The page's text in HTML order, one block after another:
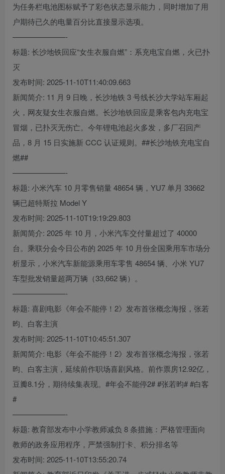
为任务栏电池图标赋予了彩色状态显示能力，同时增加了用
户期待已久的电量百分比直接显示选项。
———————-
标题: 长沙地铁回应“女生衣服自燃”：系充电宝自燃，火已扑
灭
发布时间: 2025-11-10T11:40:09.663
新闻简介: 11 月 9 日晚，长沙地铁 3 号线长沙大学站车厢起
火，网友疑女生衣服自燃。长沙地铁回应是乘客包内充电宝
冒烟，已扑灭无伤亡。今年锂电池起火多发，多厂召回产
品，8 月 15 日实施新 CCC 认证规则。##长沙地铁充电宝自
燃##
———————-
标题: 小米汽车 10 月零售销量 48654 辆，YU7 单月 33662
辆已超特斯拉 Model Y
发布时间: 2025-11-10T19:19:29.803
新闻简介: 2025 年 10 月，小米汽车交付量超过了 40000
台。乘联分会今日公布的 2025 年 10 月份全国乘用车市场分
析显示，小米汽车新能源乘用车零售 48654 辆、小米 YU7
车型批发销量超两万辆（33,662 辆）。
———————-
标题: 喜剧电影《年会不能停！2》发布首张概念海报，张若
昀、白客主演
发布时间: 2025-11-10T10:45:51.307
新闻简介: 电影《年会不能停！2》发布首张概念海报，张若
昀、白客主演，延续前作职场喜剧风格。前作票房12.92亿，
豆瓣8.1分，期待续集表现。#年会不能停2# #张若昀# #白客
#
———————-
标题: 教育部发布中小学教师减负 8 条措施：严格管理面向
教师的政务应用程序，严禁强制打卡、积分排名等
发布时间: 2025-11-10T13:55:20.74